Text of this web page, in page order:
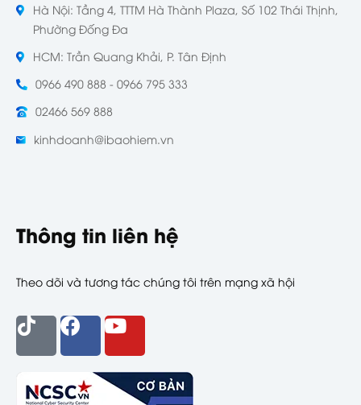
Hà Nội: Tầng 4, TTTM Hà Thành Plaza, Số 102 Thái Thịnh,
Phường Đống Đa
HCM: Trần Quang Khải, P. Tân Định
0966 490 888 - 0966 795 333
02466 569 888
kinhdoanh@ibaohiem.vn
Thông tin liên hệ
Theo dõi và tương tác chúng tôi trên mạng xã hội